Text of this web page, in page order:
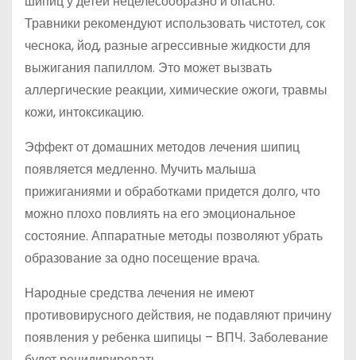
Травники рекомендуют использовать чистотел, сок
чеснока, йод, разные агрессивные жидкости для
выжигания папиллом. Это может вызвать
аллергические реакции, химические ожоги, травмы
кожи, интоксикацию.
Эффект от домашних методов лечения шипиц
появляется медленно. Мучить малыша
прижиганиями и обработками придется долго, что
можно плохо повлиять на его эмоциональное
состояние. Аппаратные методы позволяют убрать
образование за одно посещение врача.
Народные средства лечения не имеют
противовирусного действия, не подавляют причину
появления у ребенка шипицы – ВПЧ. Заболевание